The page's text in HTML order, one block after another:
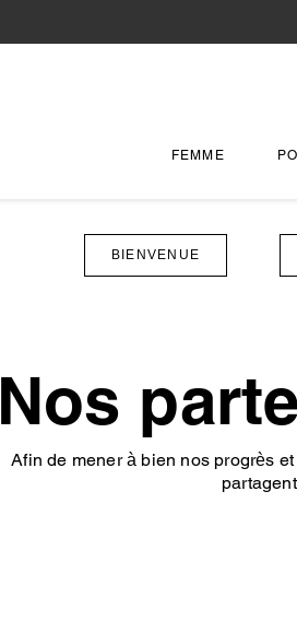
FEMME
BIENVENUE
Nos
Afin de mener à bien nos progrès